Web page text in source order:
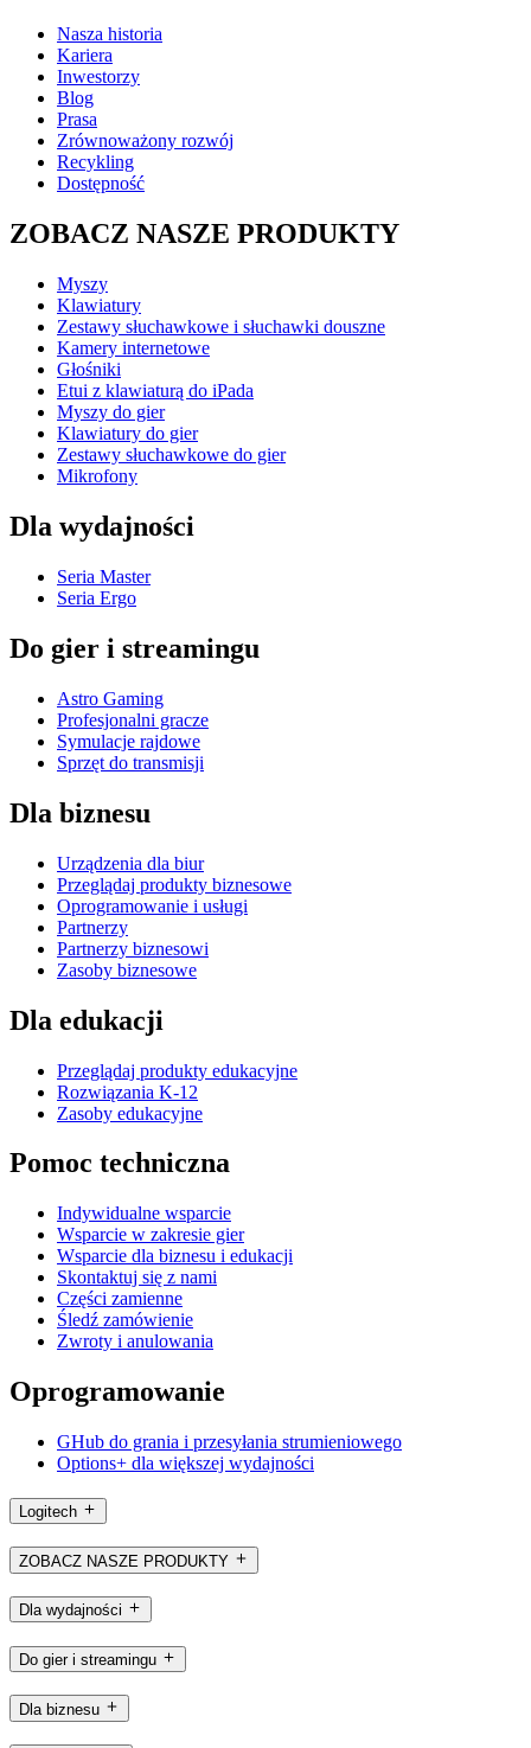
Nasza historia
Kariera
Inwestorzy
Blog
Prasa
Zrównoważony rozwój
Recykling
Dostępność
ZOBACZ NASZE PRODUKTY
Myszy
Klawiatury
Zestawy słuchawkowe i słuchawki douszne
Kamery internetowe
Głośniki
Etui z klawiaturą do iPada
Myszy do gier
Klawiatury do gier
Zestawy słuchawkowe do gier
Mikrofony
Dla wydajności
Seria Master
Seria Ergo
Do gier i streamingu
Astro Gaming
Profesjonalni gracze
Symulacje rajdowe
Sprzęt do transmisji
Dla biznesu
Urządzenia dla biur
Przeglądaj produkty biznesowe
Oprogramowanie i usługi
Partnerzy
Partnerzy biznesowi
Zasoby biznesowe
Dla edukacji
Przeglądaj produkty edukacyjne
Rozwiązania K-12
Zasoby edukacyjne
Pomoc techniczna
Indywidualne wsparcie
Wsparcie w zakresie gier
Wsparcie dla biznesu i edukacji
Skontaktuj się z nami
Części zamienne
Śledź zamówienie
Zwroty i anulowania
Oprogramowanie
GHub do grania i przesyłania strumieniowego
Options+ dla większej wydajności
Logitech
ZOBACZ NASZE PRODUKTY
Dla wydajności
Do gier i streamingu
Dla biznesu